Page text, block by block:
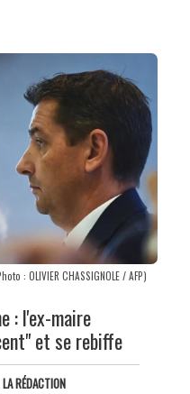
: OLIVIER CHASSIGNOLE / AFP)
: l'ex-maire
et se rebiffe
LA RÉDACTION